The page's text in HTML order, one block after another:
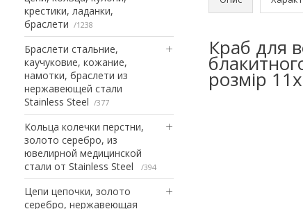
крестики, ладанки,
браслети
1238
Браслети стальние,
каучуковие, кожание,
намотки, браслети из
нержавеющей стали
Stainless Steel
377
Кольца колечки перстни,
золото серебро, из
ювелирной медицинской
стали от Stainless Steel
394
Цепи цепочки, золото
серебро, нержавеющая
Краб для
розмір